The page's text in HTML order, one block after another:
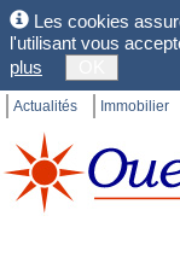
Les cookies
l'utilisant vous
plus
Actualités Immobilier